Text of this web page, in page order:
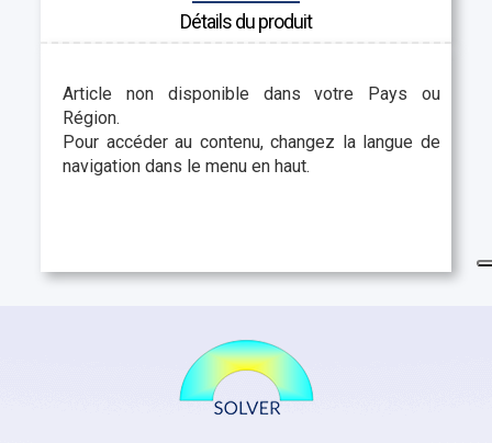
Détails du produit
Article non disponible dans votre Pays ou
Région.
Pour accéder au contenu, changez la langue de
navigation dans le menu en haut.